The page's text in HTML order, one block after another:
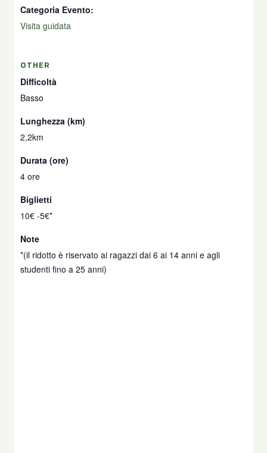
Categoria Evento:
Visita guidata
OTHER
Difficoltà
Basso
Lunghezza (km)
2,2km
Durata (ore)
4 ore
Biglietti
10€ -5€*
Note
*(il ridotto è riservato ai ragazzi dai 6 ai 14 anni e agli
studenti fino a 25 anni)